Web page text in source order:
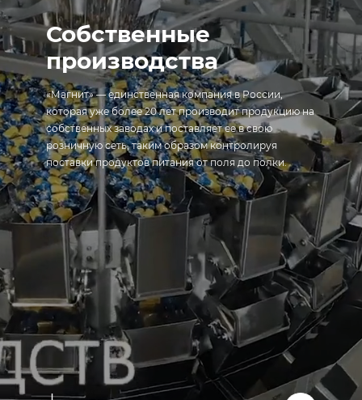
Собственные
производства
«Магнит» — единственная компания в России,
которая уже более 20 лет производит продукцию на
собственных заводах и поставляет ее в свою
розничную сеть, таким образом контролируя
поставки продуктов питания от поля до полки.